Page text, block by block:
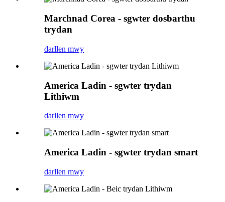
Marchnad Corea - sgwter dosbarthu
trydan
darllen mwy
America Ladin - sgwter trydan
Lithiwm
darllen mwy
America Ladin - sgwter trydan smart
darllen mwy